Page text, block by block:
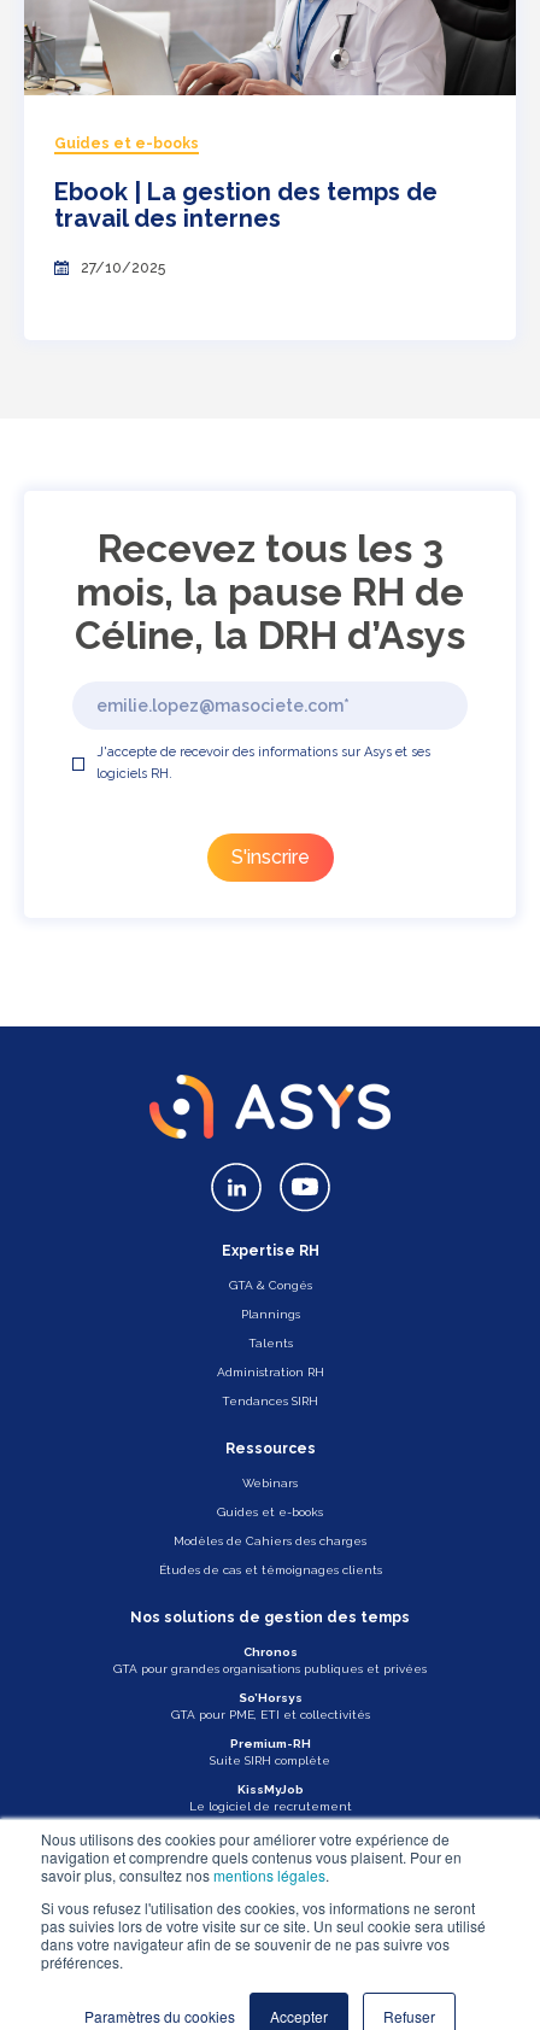
Nous utilisons des cookies pour améliorer votre expérience de
navigation et comprendre quels contenus vous plaisent. Pour en
savoir plus, consultez nosmentions légales.
Si vous refusez l'utilisation des cookies, vos informations ne seront
pas suivies lors de votre visite sur ce site. Un seul cookie sera utilisé
dans votre navigateur afin de se souvenir de ne pas suivre vos
préférences.
Paramètres du cookies Accepter Refuser
Guides et e-books
Ebook | La gestion des temps de
travail des internes
27/10/2025
Recevez tous les 3
mois, la pause RH de
Céline, la DRH d’Asys
J'accepte de recevoir des informations sur Asys et ses
logiciels RH.
Expertise RH
GTA & Congés
Plannings
Talents
Administration RH
Tendances SIRH
Ressources
Webinars
Guides et e-books
Modèles de Cahiers des charges
Études de cas et témoignages clients
Nos solutions de gestion des temps
Chronos
GTA pour grandes organisations publiques et privées
So’Horsys
GTA pour PME, ETI et collectivités
Premium-RH
Suite SIRH complète
KissMyJob
Le logiciel de recrutement
Veille légale
Nous contacter
Mentions légales